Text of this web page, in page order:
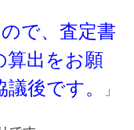
で、査定書
算出をお願
後です。
」